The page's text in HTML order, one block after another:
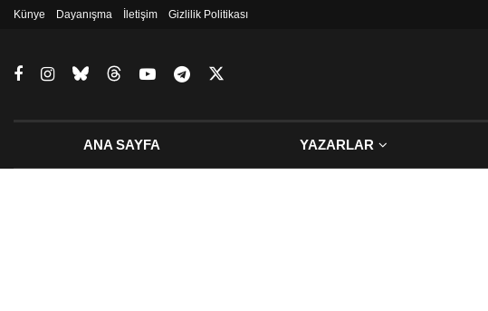
Künye Dayanışma İletişim Gizlilik Politikası
ANA SAYFA YAZARLAR